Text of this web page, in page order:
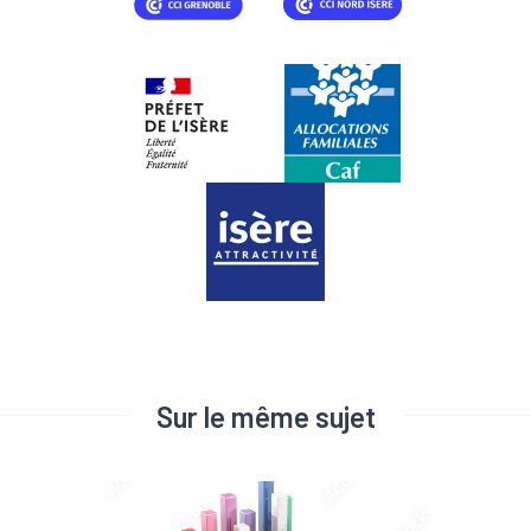
Sur le même sujet